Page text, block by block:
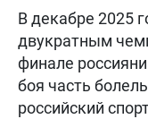
В декабре 2025
двукратным
финале
боя часть
российский